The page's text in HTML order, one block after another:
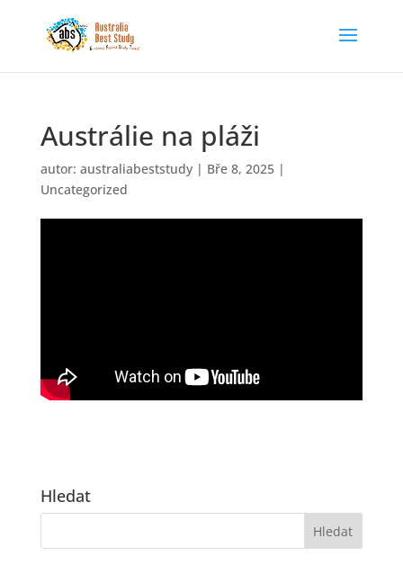
Austrálie na pláži
autor: australiabeststudy| Bře 8, 2025|
Uncategorized
Hledat